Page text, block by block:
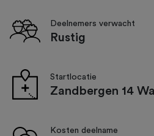
Deelnemers verwacht
Rustig
Startlocatie
Zandbergen 14
Kosten deelname